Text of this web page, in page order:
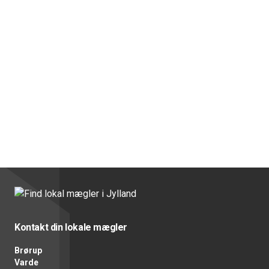
Kontakt din lokale mægler
Brørup
Varde